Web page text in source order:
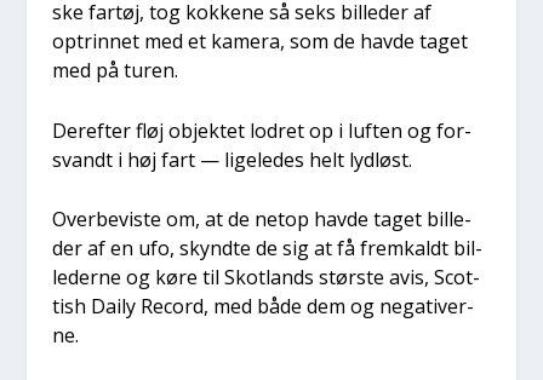
ske far­tøj, tog kok­ke­ne så seks bil­le­der af
optrin­net med et kame­ra, som de hav­de taget
med på turen.
Der­ef­ter fløj objek­tet lodret op i luf­ten og for­
svandt i høj fart — lige­le­des helt lyd­løst.
Over­be­vi­ste om, at de net­op hav­de taget bil­le­
der af en ufo, skynd­te de sig at få frem­kaldt bil­
le­der­ne og køre til Skot­lands stør­ste avis, Scot­
tish Daily Record, med både dem og nega­ti­ver­
ne.